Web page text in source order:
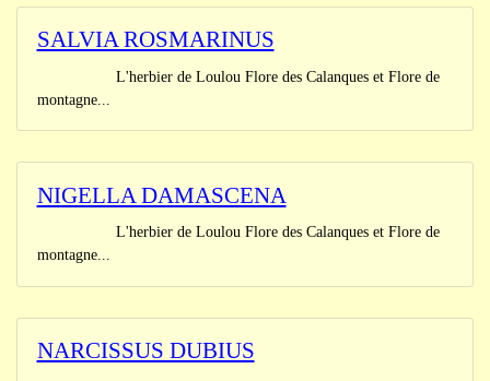
SALVIA ROSMARINUS
L'herbier de Loulou Flore des Calanques et Flore de
montagne...
NIGELLA DAMASCENA
L'herbier de Loulou Flore des Calanques et Flore de
montagne...
NARCISSUS DUBIUS